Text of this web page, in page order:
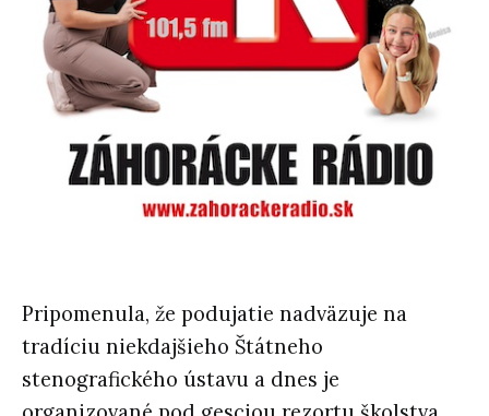
Pripomenula, že podujatie nadväzuje na
tradíciu niekdajšieho Štátneho
stenografického ústavu a dnes je